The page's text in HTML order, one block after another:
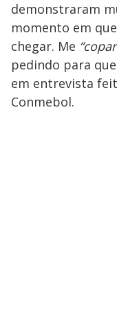
demonstraram
momento em
chegar. Me
pedindo para que
em entrevista
Conmebol.